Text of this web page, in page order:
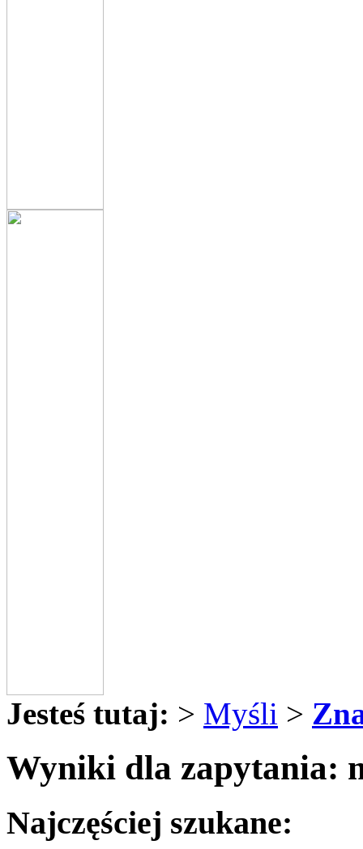
Jesteś tutaj: > Myśli >
Wyniki dla zapytania:
Najczęściej szukane: